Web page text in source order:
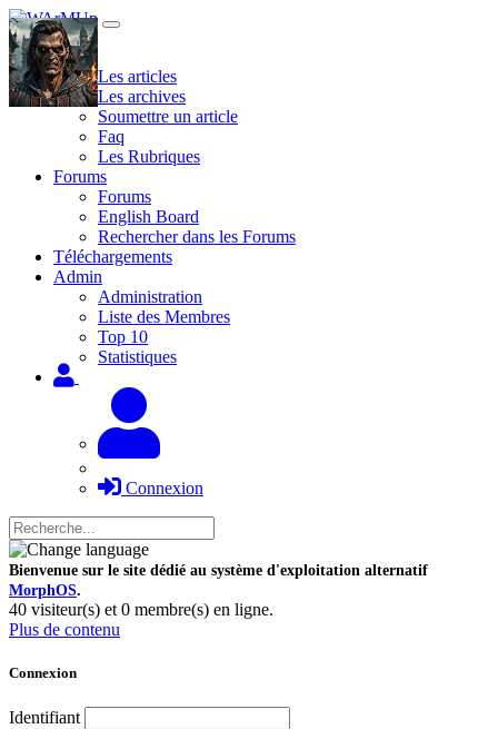
Site
Les articles
Les archives
Soumettre un article
Faq
Les Rubriques
Forums
Forums
English Board
Rechercher dans les Forums
Téléchargements
Admin
Administration
Liste des Membres
Top 10
Statistiques
Connexion
Bienvenue sur le site dédié au système d'exploitation alternatif
MorphOS.
40 visiteur(s) et 0 membre(s) en ligne.
Plus de contenu
Connexion
Identifiant